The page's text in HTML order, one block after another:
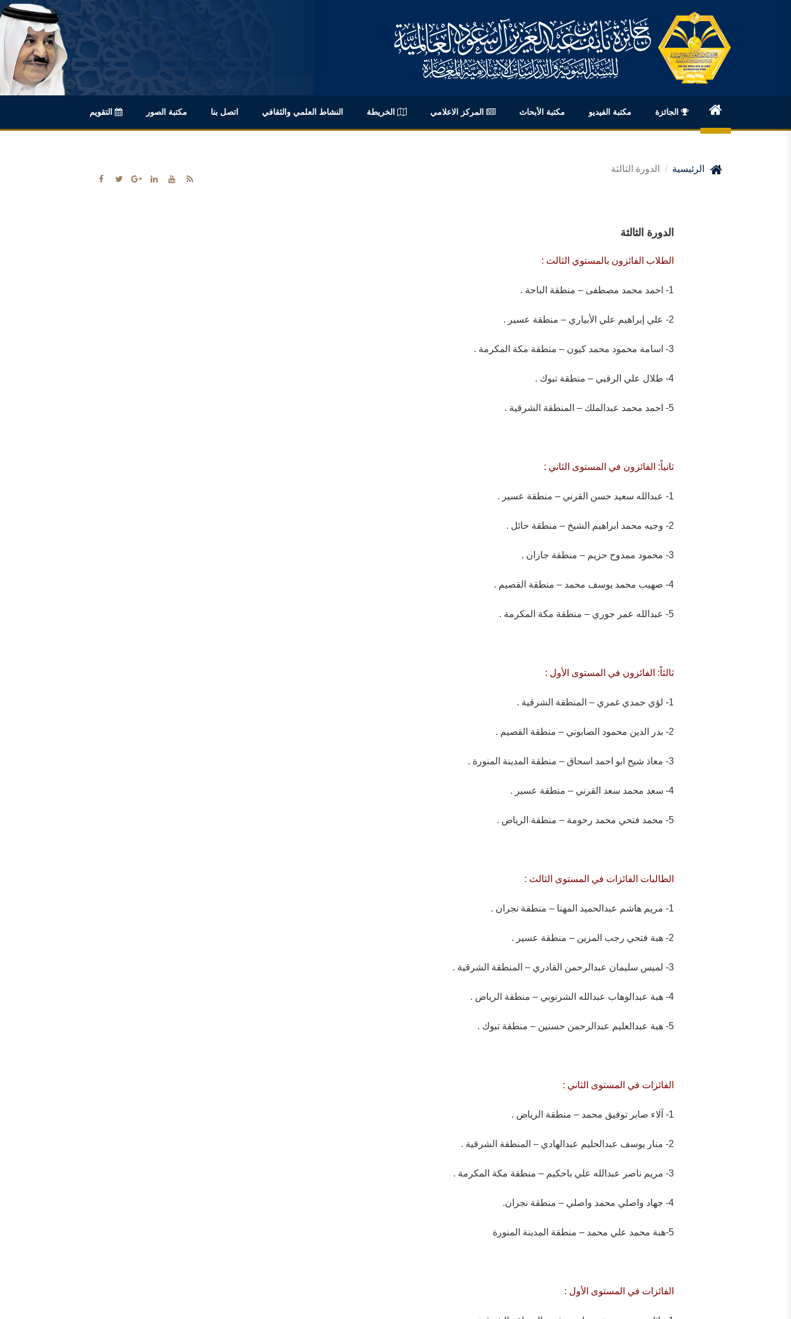
الجائزة مكتبة الفيديو مكتبة الأبحاث المركز الاعلامي الخريطة النشاط العلمي والثقافي اتصل بنا مكتبة الصور التقويم
الرئيسية الدورة الثالثة
الدورة الثالثة
الطلاب الفائزون بالمستوي الثالث :
1- احمد محمد مصطفى – منطقة الباحة .
2- علي إبراهيم علي الأبياري – منطقة عسير .
3- اسامة محمود محمد كيون – منطقة مكة المكرمة .
4- طلال علي الرقبي – منطقة تبوك .
5- احمد محمد عبدالملك – المنطقة الشرقية .
ثانياً: الفائزون في المستوى الثاني :
1- عبدالله سعيد حسن القرني – منطقة عسير .
2- وجيه محمد ابراهيم الشيخ – منطقة حائل .
3- محمود ممدوح حزيم – منطقة جازان .
4- صهيب محمد يوسف محمد – منطقة القصيم .
5- عبدالله عمر جوري – منطقة مكة المكرمة .
ثالثاً: الفائزون في المستوى الأول :
1- لؤي حمدي غمري – المنطقة الشرقية .
2- بدر الدين محمود الصابوني – منطقة القصيم .
3- معاذ شيح ابو احمد اسحاق – منطقة المدينة المنورة .
4- سعد محمد سعد القرني – منطقة عسير .
5- محمد فتحي محمد رحومة – منطقة الرياض .
الطالبات الفائزات في المستوى الثالث :
1- مريم هاشم عبدالحميد المهنا – منطقة نجران .
2- هبة فتحي رجب المزين – منطقة عسير .
3- لميس سليمان عبدالرحمن القادري – المنطقة الشرقية .
4- هبة عبدالوهاب عبدالله الشرنوبي – منطقة الرياض .
5- هبة عبدالعليم عبدالرحمن حسنين – منطقة تبوك .
الفائزات في المستوى الثاني :
1- آلاء صابر توفيق محمد – منطقة الرياض .
2- منار يوسف عبدالحليم عبدالهادي – المنطقة الشرقية .
3- مريم ناصر عبدالله علي باحكيم – منطقة مكة المكرمة .
4- جهاد واصلي محمد واصلي – منطقة نجران.
5-هبة محمد علي محمد – منطقة المدينة المنورة
الفائزات في المستوى الأول :